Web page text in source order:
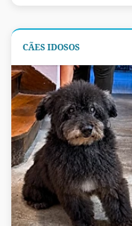
CÃES IDOSOS